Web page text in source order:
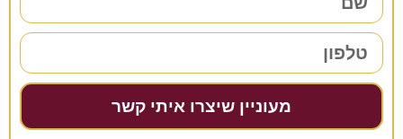
מעוניין שיצרו איתי קשר